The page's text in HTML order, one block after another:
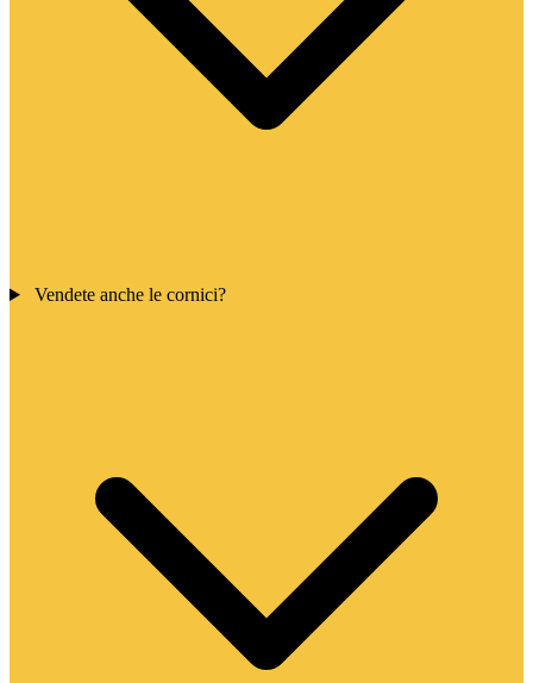
Vendete anche le cornici?